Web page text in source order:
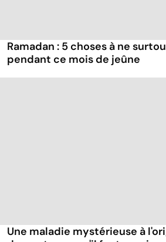
Ramadan : 5 choses à ne
pendant ce mois de jeûne
Une maladie mystérieuse à